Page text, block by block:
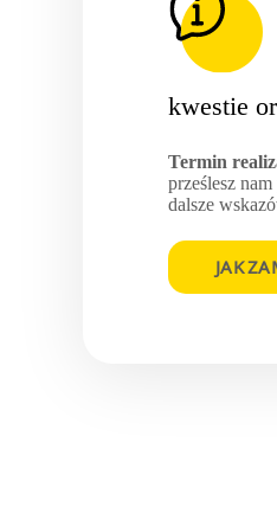
kwestie
Termin
prześlesz
dalsze
JAK